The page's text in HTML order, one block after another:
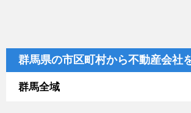
群馬県の市区町村から不動産会社
群馬全域